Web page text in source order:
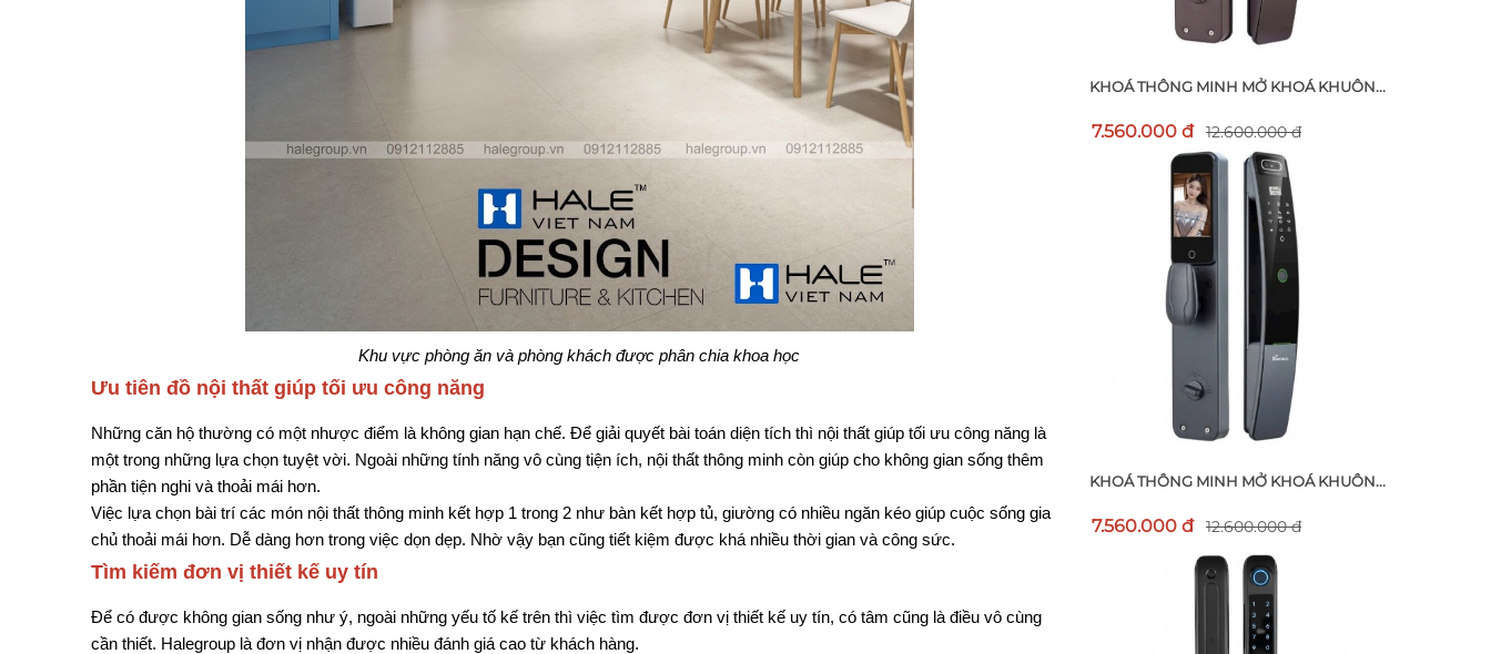
Khu vực phòng ăn và phòng khách được phân chia khoa học
Ưu tiên đồ nội thất giúp tối ưu công năng
Những căn hộ thường có một nhược điểm là không gian hạn chế. Để giải quyết bài toán diện tích thì nội thất giúp tối ưu công năng là
một trong những lựa chọn tuyệt vời. Ngoài những tính năng vô cùng tiện ích, nội thất thông minh còn giúp cho không gian sống thêm
phần tiện nghi và thoải mái hơn.
Việc lựa chọn bài trí các món nội thất thông minh kết hợp 1 trong 2 như bàn kết hợp tủ, giường có nhiều ngăn kéo giúp cuộc sống gia
chủ thoải mái hơn. Dễ dàng hơn trong việc dọn dẹp. Nhờ vậy bạn cũng tiết kiệm được khá nhiều thời gian và công sức.
Tìm kiếm đơn vị thiết kế uy tín
Để có được không gian sống như ý, ngoài những yếu tố kế trên thì việc tìm được đơn vị thiết kế uy tín, có tâm cũng là điều vô cùng
cần thiết. Halegroup là đơn vị nhận được nhiều đánh giá cao từ khách hàng.
KHOÁ THÔNG MINH MỞ KHOÁ KHUÔN...
7.560.000 đ 12.600.000 đ
KHOÁ THÔNG MINH MỞ KHOÁ KHUÔN...
7.560.000 đ 12.600.000 đ